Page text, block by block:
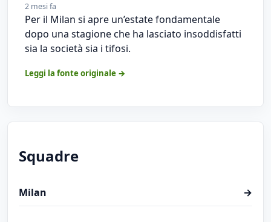
2 mesi fa
Per il Milan si apre un’estate fondamentale
dopo una stagione che ha lasciato insoddisfatti
sia la società sia i tifosi.
Leggi la fonte originale →
Squadre
Milan →